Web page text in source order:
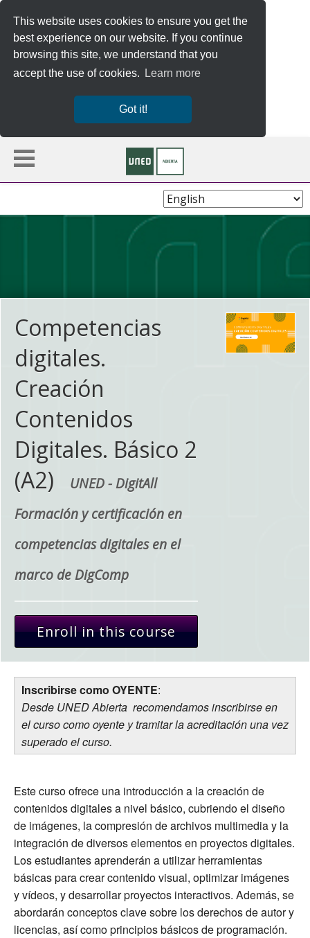
This website uses cookies to ensure you get the
best experience on our website. If you continue
browsing this site, we understand that you
accept the use of cookies.
Learn more
Got it!
Choose
Language
Competencias
digitales.
Creación
Contenidos
Digitales. Básico 2
(A2)
UNED - DigitAll
Formación y certificación en
competencias digitales en el
marco de DigComp
Enroll in this course
Inscribirse como OYENTE:
Desde UNED Abierta recomendamos inscribirse en
el curso como oyente y tramitar la acreditación una vez
superado el curso.
Este curso ofrece una introducción a la creación de
contenidos digitales a nivel básico, cubriendo el diseño
de imágenes, la compresión de archivos multimedia y la
integración de diversos elementos en proyectos digitales.
Los estudiantes aprenderán a utilizar herramientas
básicas para crear contenido visual, optimizar imágenes
y vídeos, y desarrollar proyectos interactivos. Además, se
abordarán conceptos clave sobre los derechos de autor y
licencias, así como principios básicos de programación.